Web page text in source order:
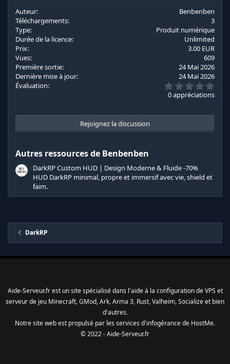
c
t
i
o
n
:
Auteur
Benbenben
Téléchargements
3
Type
Produit numérique
Durée de la licence
Unlimited
Prix
3.00 EUR
Vues
609
Première sortie
24 Mai 2026
Dernière mise à jour
24 Mai 2026
Évaluation
.
0 appréciations
Rejoignez la discussion
Autres ressources de Benbenben
DarkRP Custom HUD | Design Moderne & Fluide -70%
HUD DarkRP minimal, propre et immersif avec vie, shield et
faim.
DarkRP
Aide-Serveur.fr est un site spécialisé dans l'aide à la configuration de VPS et
serveur de jeu Minecraft, GMod, Ark, Arma 3, Rust, Valheim, Socialize et bien
d'autres.
Notre site web est propulsé par les services d'infogérancede HostMe.
© 2022 - Aide-Serveur.fr